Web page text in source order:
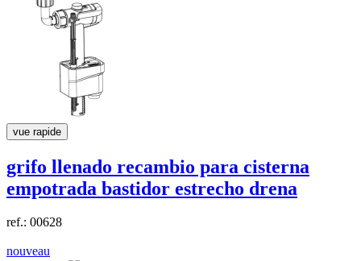
vue rapide
grifo llenado recambio para cisterna
empotrada bastidor estrecho drena
ref.: 00628
nouveau